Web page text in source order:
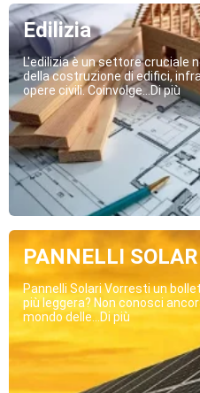
Edilizia
L'edilizia è un settore cruciale
della costruzione di edifici,
opere civili. Coinvolge...Di più
PANNELLI
Pannelli Solari Vorresti un
più leggera? Non conosci
mondo delle...Di più